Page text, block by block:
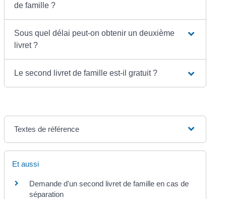
de famille ?
Sous quel délai peut-on obtenir un deuxième
livret ?
Le second livret de famille est-il gratuit ?
Textes de référence
Et aussi
Demande d'un second livret de famille en cas de
séparation